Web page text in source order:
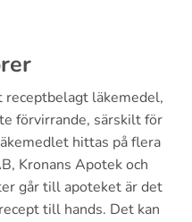
läkemedel,
förvirrande, särskilt för
hittas på flera
Kronans Apotek och
går till apoteket är det
till hands. Det kan